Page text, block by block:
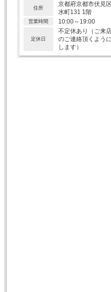
住所
京都府京都市伏見
水町131 1階
営業時間 10:00～19:00
定休日
不定休あり（ご来
のご連絡頂くよう
します）